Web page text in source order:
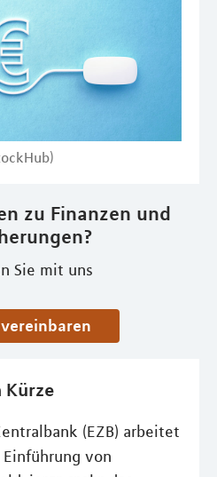
zu Finanzen und
Sie mit uns
vereinbaren
Kürze
(EZB) arbeitet
von